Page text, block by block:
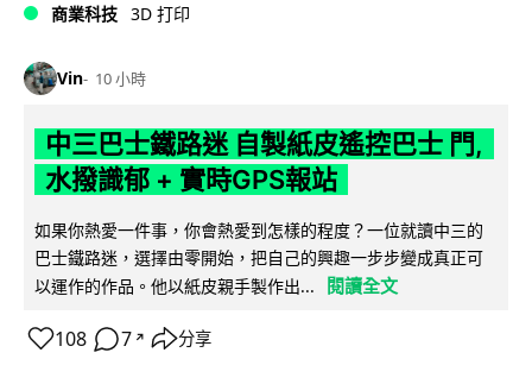
商業科技 3D 打印
Vin 10 小時
中三巴士鐵路迷 自製紙皮遙控巴士 門,
水撥識郁 + 實時GPS報站
如果你熱愛一件事，你會熱愛到怎樣的程度？一位就讀中三的
巴士鐵路迷，選擇由零開始，把自己的興趣一步步變成真正可
以運作的作品。他以紙皮親手製作出...
閱讀全文
108 7 ↗ 分享